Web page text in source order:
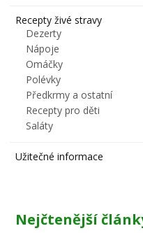
Recepty živé stravy
Dezerty
Nápoje
Omáčky
Polévky
Předkrmy a ostatní
Recepty pro děti
Saláty
Užitečné informace
Nejčtenější